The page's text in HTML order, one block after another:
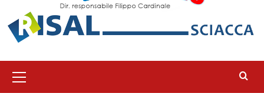
principale